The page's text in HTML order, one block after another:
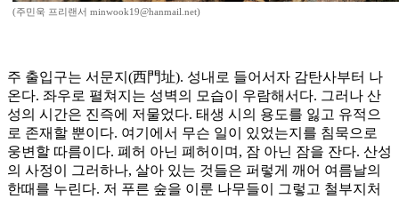
(주민욱 프리랜서 minwook19@hanmail.net)
주 출입구는 서문지(西門址). 성내로 들어서자 감탄사부터 나
온다. 좌우로 펼쳐지는 성벽의 모습이 우람해서다. 그러나 산
성의 시간은 진즉에 저물었다. 태생 시의 용도를 잃고 유적으
로 존재할 뿐이다. 여기에서 무슨 일이 있었는지를 침묵으로
웅변할 따름이다. 폐허 아닌 폐허이며, 잠 아닌 잠을 잔다. 산성
의 사정이 그러하나, 살아 있는 것들은 퍼렇게 깨어 여름날의
한때를 누린다. 저 푸른 숲을 이룬 나무들이 그렇고 철부지처